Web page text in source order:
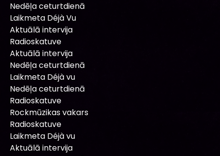
Nedēļa ceturtdienā
Laikmeta Déjà Vu
Aktuālā intervija
Radioskatuve
Aktuālā intervija
Nedēļa ceturtdienā
Laikmeta Déjà vu
Nedēļa ceturtdienā
Radioskatuve
Rockmūzikas vakars
Radioskatuve
Laikmeta Déjà vu
Aktuālā intervija